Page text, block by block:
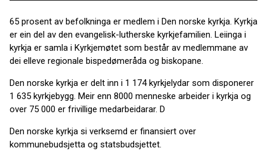
65 prosent av befolkninga er medlem i Den norske kyrkja. Kyrkja
er ein del av den evangelisk-lutherske kyrkjefamilien. Leiinga i
kyrkja er samla i Kyrkjemøtet som består av medlemmane av
dei elleve regionale bispedømeråda og biskopane.
Den norske kyrkja er delt inn i 1 174 kyrkjelydar som disponerer
1 635 kyrkjebygg. Meir enn 8000 menneske arbeider i kyrkja og
over 75 000 er frivillige medarbeidarar. D
Den norske kyrkja si verksemd er finansiert over
kommunebudsjetta og statsbudsjettet.